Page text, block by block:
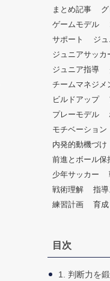
まとめ記事
ゲームモデル
サポート
ジ
ジュニアサッカ
ジュニア指導
チームマネジメ
ビルドアップ
プレーモデル
モチベーション
内発的動機づけ
前進とボール保
少年サッカー
戦術理解
指
練習計画
育成
目次
1. 判断力を